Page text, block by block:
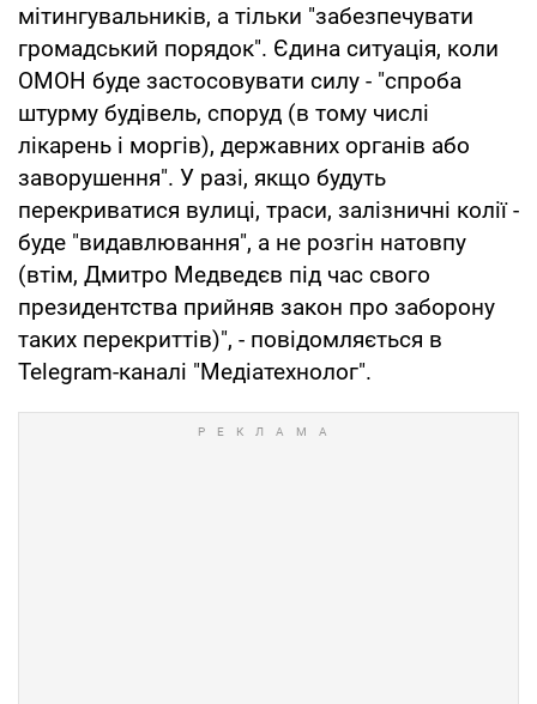
мітингувальників, а тільки "забезпечувати
громадський порядок". Єдина ситуація, коли
ОМОН буде застосовувати силу - "спроба
штурму будівель, споруд (в тому числі
лікарень і моргів), державних органів або
заворушення". У разі, якщо будуть
перекриватися вулиці, траси, залізничні колії -
буде "видавлювання", а не розгін натовпу
(втім, Дмитро Медведєв під час свого
президентства прийняв закон про заборону
таких перекриттів)", - повідомляється в
Telegram-каналі "Медіатехнолог".